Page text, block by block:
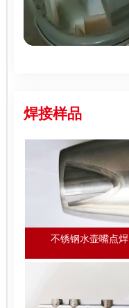
焊接样品
不锈钢水壶嘴点焊